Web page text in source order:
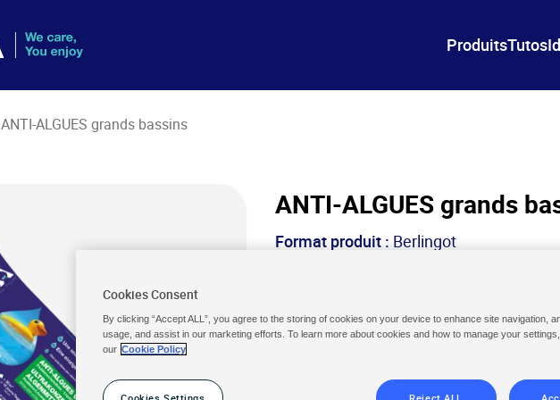
ProduitsTutos
ANTI-ALGUES grands bassins
ANTI-ALGUES grands
Format produit : Berlingot
Pourquoi utiliser ce produit ?
Cookies Consent
By clicking “Accept ALL”, you agree to the storing of cookies on your device to enhance site navigation,
usage, and assist in our marketing efforts. To learn more about cookies and how to manage your
our Cookie Policy
Cookies Settings Reject ALL